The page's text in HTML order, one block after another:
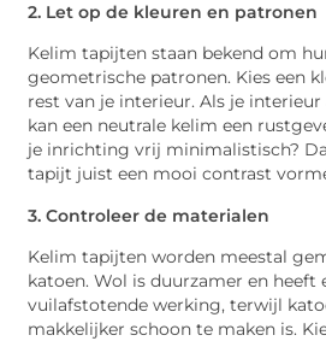
2. Let op de kleuren en patronen
Kelim tapijten staan bekend om
geometrische patronen. Kies een
rest van je interieur. Als je interieur
kan een neutrale kelim een
je inrichting vrij minimalistisch?
tapijt juist een mooi contrast
3. Controleer de materialen
Kelim tapijten worden meestal
katoen. Wol is duurzamer en heeft
vuilafstotende werking, terwijl
makkelijker schoon te maken is.